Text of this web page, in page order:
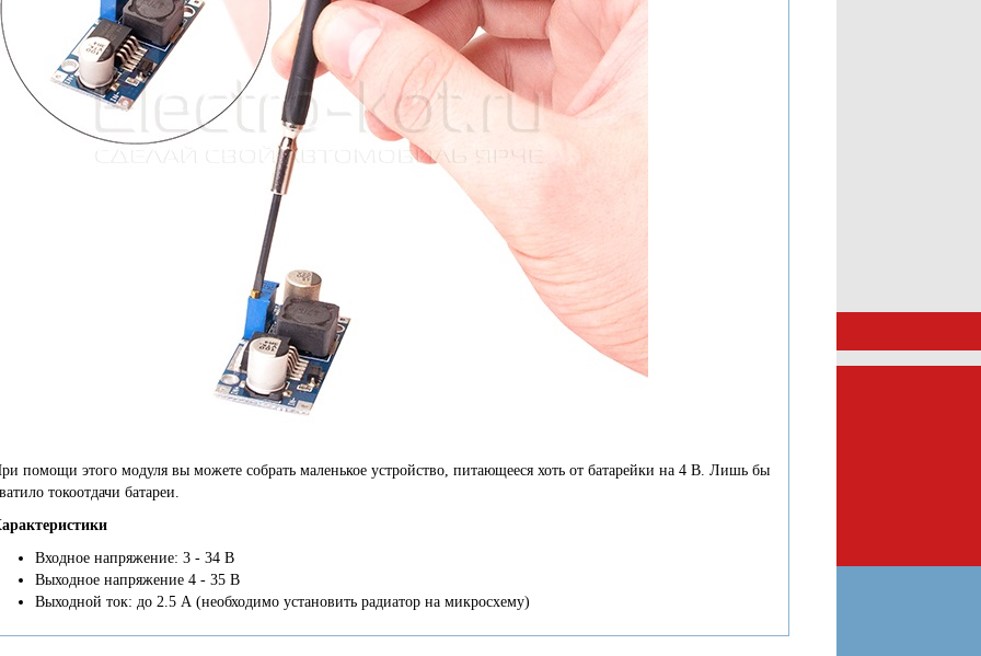
помощи этого модуля вы можете собрать маленькое устройство, питающееся хоть от батарейки на 4 В. Лишь бы
токоотдачи батареи.
Входное напряжение: 3 - 34 В
Выходное напряжение 4 - 35 В
Выходной ток: до 2.5 А (необходимо установить радиатор на микросхему)